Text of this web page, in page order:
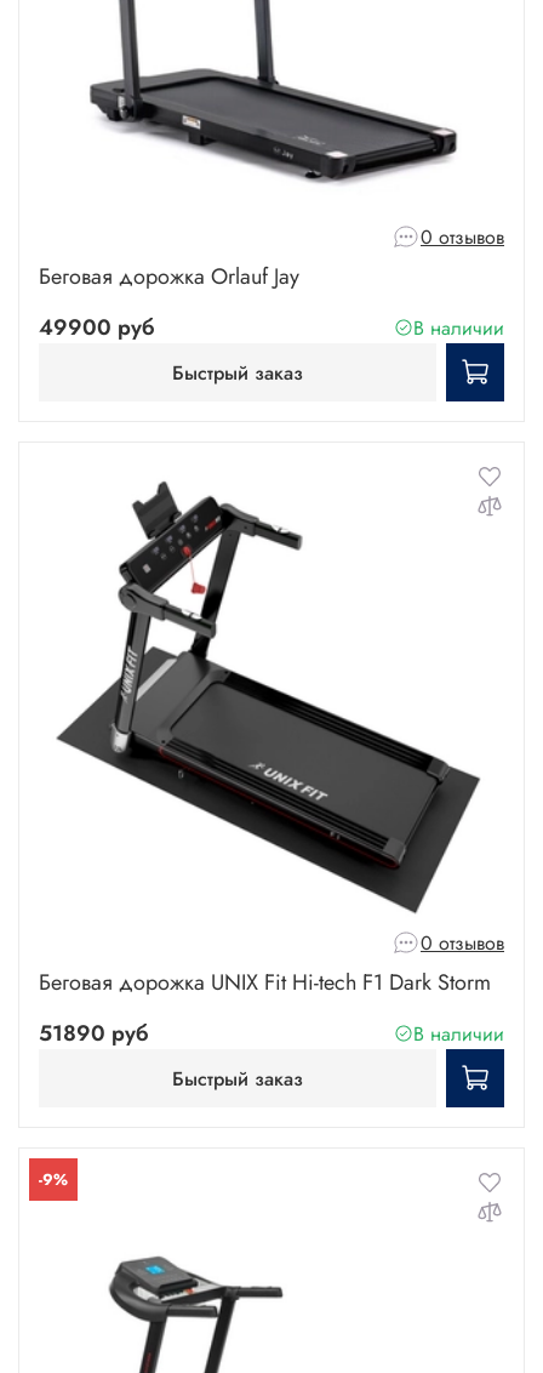
0 отзывов
Беговая дорожка Orlauf Jay
49900 руб
В наличии
Быстрый заказ
0 отзывов
Беговая дорожка UNIX Fit Hi-tech F1 Dark Storm
51890 руб
В наличии
Быстрый заказ
-9%